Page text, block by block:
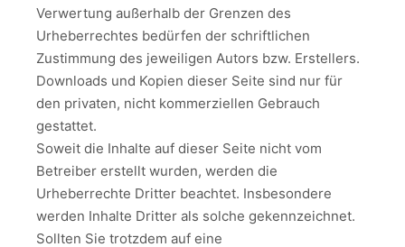
Verwertung außerhalb der Grenzen des
Urheberrechtes bedürfen der schriftlichen
Zustimmung des jeweiligen Autors bzw. Erstellers.
Downloads und Kopien dieser Seite sind nur für
den privaten, nicht kommerziellen Gebrauch
gestattet.
Soweit die Inhalte auf dieser Seite nicht vom
Betreiber erstellt wurden, werden die
Urheberrechte Dritter beachtet. Insbesondere
werden Inhalte Dritter als solche gekennzeichnet.
Sollten Sie trotzdem auf eine